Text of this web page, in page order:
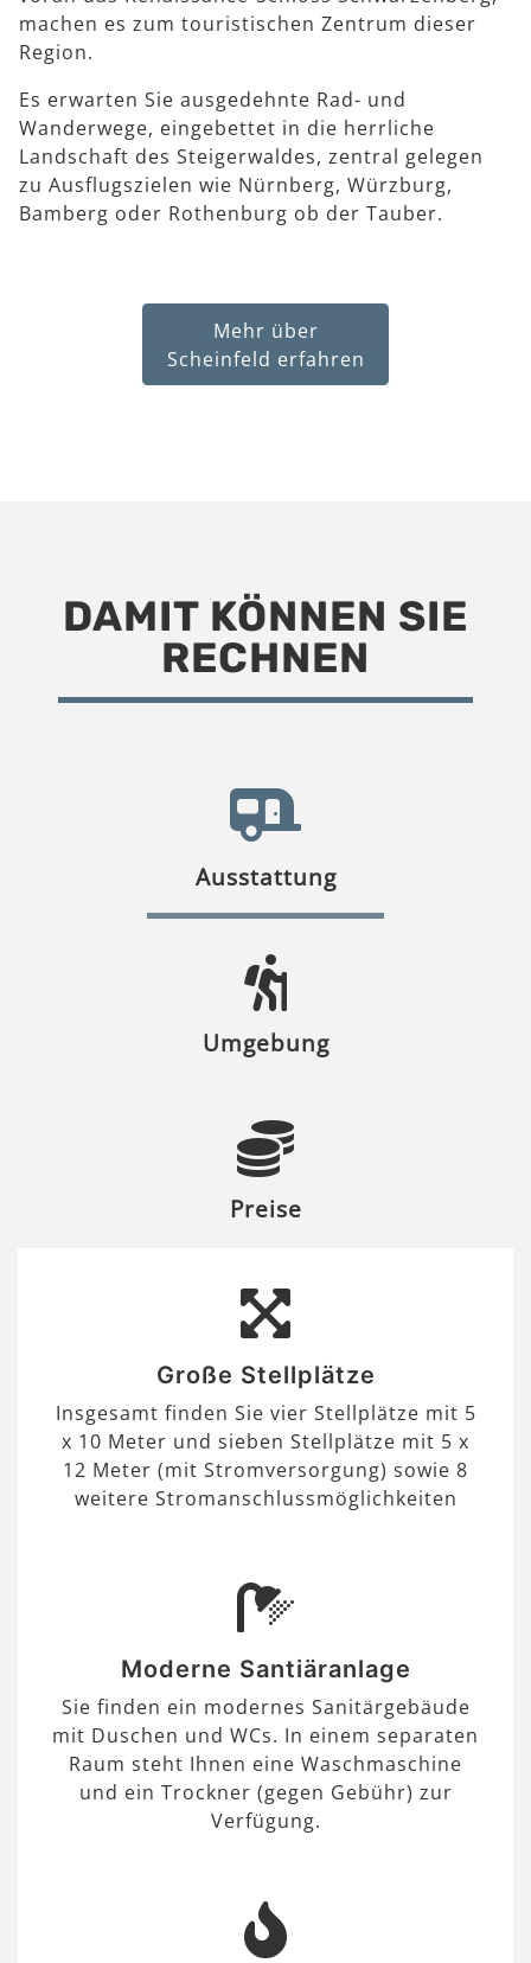
machen es zum touristischen Zentrum dieser
Region.
Es erwarten Sie ausgedehnte Rad- und
Wanderwege, eingebettet in die herrliche
Landschaft des Steigerwaldes, zentral gelegen
zu Ausflugszielen wie Nürnberg, Würzburg,
Bamberg oder Rothenburg ob der Tauber.
Mehr über
Scheinfeld erfahren
DAMIT KÖNNEN SIE
RECHNEN
Ausstattung
Umgebung
Preise
Große Stellplätze
Insgesamt finden Sie vier Stellplätze mit 5
x 10 Meter und sieben Stellplätze mit 5 x
12 Meter (mit Stromversorgung) sowie 8
weitere Stromanschlussmöglichkeiten
Moderne Santiäranlage
Sie finden ein modernes Sanitärgebäude
mit Duschen und WCs. In einem separaten
Raum steht Ihnen eine Waschmaschine
und ein Trockner (gegen Gebühr) zur
Verfügung.